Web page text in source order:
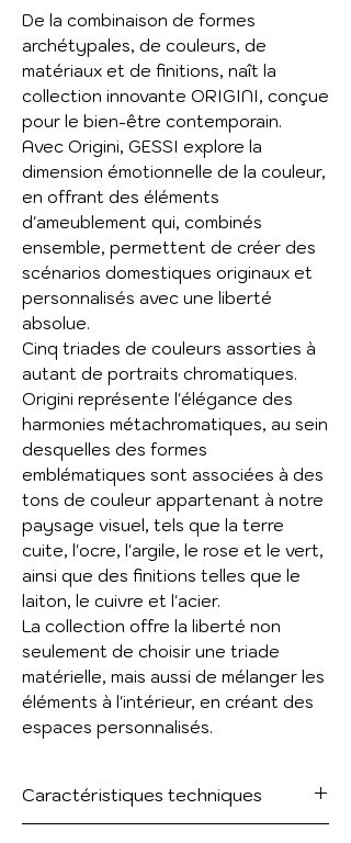
De la combinaison de formes
archétypales, de couleurs, de
matériaux et de finitions, naît la
collection innovante ORIGINI, conçue
pour le bien-être contemporain.
Avec Origini, GESSI explore la
dimension émotionnelle de la couleur,
en offrant des éléments
d'ameublement qui, combinés
ensemble, permettent de créer des
scénarios domestiques originaux et
personnalisés avec une liberté
absolue.
Cinq triades de couleurs assorties à
autant de portraits chromatiques.
Origini représente l'élégance des
harmonies métachromatiques, au sein
desquelles des formes
emblématiques sont associées à des
tons de couleur appartenant à notre
paysage visuel, tels que la terre
cuite, l'ocre, l'argile, le rose et le vert,
ainsi que des finitions telles que le
laiton, le cuivre et l'acier.
La collection offre la liberté non
seulement de choisir une triade
matérielle, mais aussi de mélanger les
éléments à l'intérieur, en créant des
espaces personnalisés.
Caractéristiques techniques